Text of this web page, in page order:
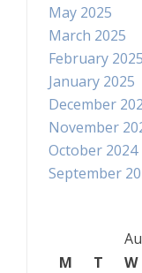
May 2025
March 2025
February 2025
January 2025
December
November
October 2024
September
M
T W